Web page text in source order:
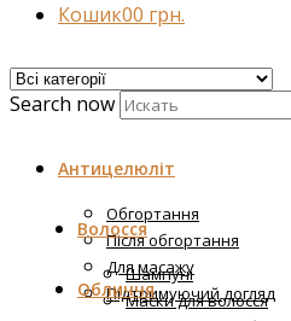
Кошик00 грн.
Search now
Антицелюліт
Обгортання
Після обгортання
Для масажу
Підтримуючий догляд
Волосся
Шампуні
Маски для волосся
Обличчя